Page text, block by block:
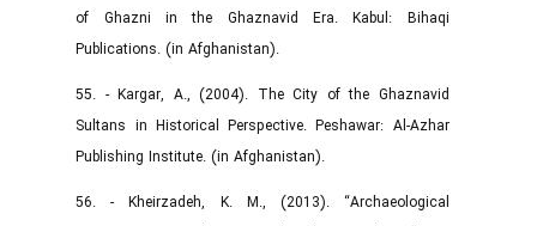
of Ghazni in the Ghaznavid Era. Kabul: Bihaqi
Publications. (in Afghanistan).
55. - Kargar, A., (2004). The City of the Ghaznavid
Sultans in Historical Perspective. Peshawar: Al-Azhar
Publishing Institute. (in Afghanistan).
56. - Kheirzadeh, K. M., (2013). “Archaeological